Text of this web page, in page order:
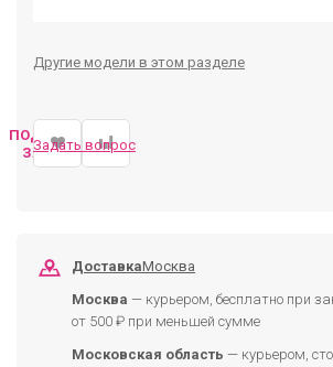
Другие модели в этом разделе
ПОДОБРАТЬ
ЗАМЕНУ
Задать вопрос
ДоставкаМосква
Москва — курьером, бесплатно при
от 500 ₽ при меньшей сумме
Московская область — курьером,